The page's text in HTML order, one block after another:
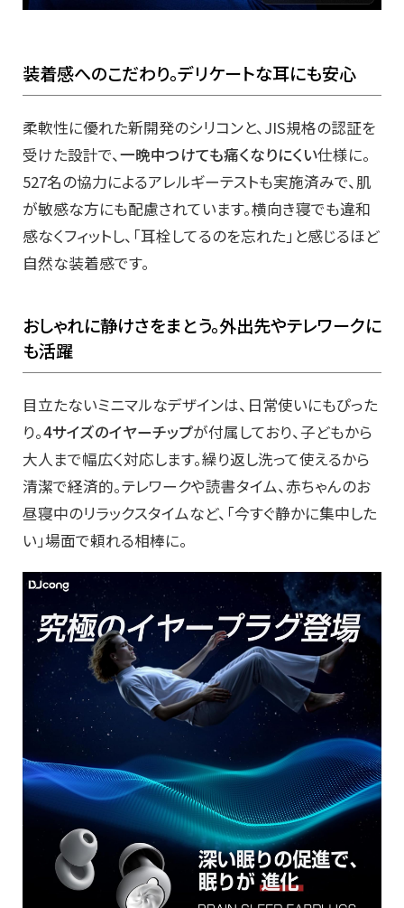
装着感へのこだわり。デリケートな耳にも安心
柔軟性に優れた新開発のシリコンと、JIS規格の認証を
受けた設計で、一晩中つけても痛くなりにくい仕様に。
527名の協力によるアレルギーテストも実施済みで、肌
が敏感な方にも配慮されています。横向き寝でも違和
感なくフィットし、「耳栓してるのを忘れた」と感じるほど
自然な装着感です。
おしゃれに静けさをまとう。外出先やテレワークに
も活躍
目立たないミニマルなデザインは、日常使いにもぴった
り。4サイズのイヤーチップが付属しており、子どもから
大人まで幅広く対応します。繰り返し洗って使えるから
清潔で経済的。テレワークや読書タイム、赤ちゃんのお
昼寝中のリラックスタイムなど、「今すぐ静かに集中した
い」場面で頼れる相棒に。